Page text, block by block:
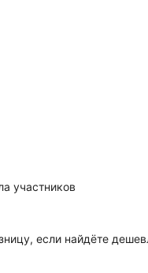
участников
если найдёте